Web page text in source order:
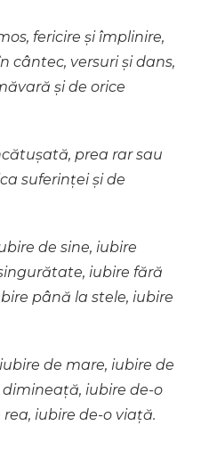
fericire și împlinire,
cântec, versuri și dans,
și de orice
prea rar sau
suferinței și de
de sine, iubire
iubire fără
până la stele, iubire
de mare, iubire de
iubire de-o
iubire de-o viață.